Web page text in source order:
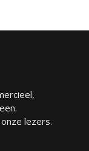
lezers.